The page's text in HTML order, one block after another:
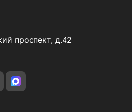
проспект, д.42